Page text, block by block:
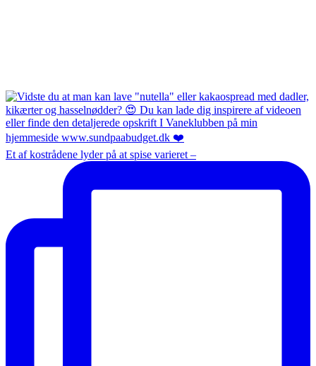
Et af kostrådene lyder på at spise varieret –